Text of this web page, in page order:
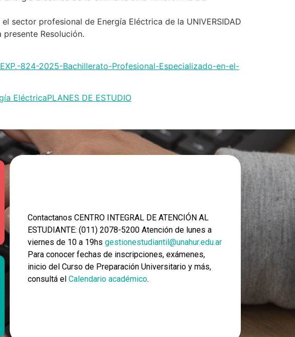
sector profesional de Energía Eléctrica de la UNIVERSIDAD
Resolución.
824-2025-Bachillerato-Profesional-Especializado-en-el-
EléctricaPLANES DE ESTUDIO
Contactanos CENTRO INTEGRAL DE ATENCIÓN AL
ESTUDIANTE: (011) 2078-5200 Atención de lunes a
viernes de 10 a 19hs gestionestudiantil@unahur.edu.ar
Para conocer fechas de inscripciones, exámenes,
inicio del Curso de Preparación Universitario y más,
consultá el Calendario académico.